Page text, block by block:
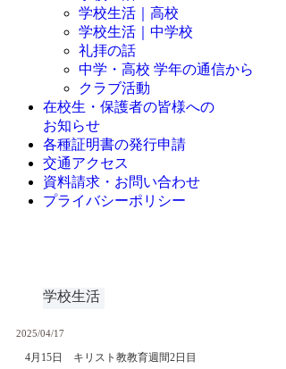
学校生活｜高校
学校生活｜中学校
礼拝の話
中学・高校 学年の通信から
クラブ活動
在校生・保護者の皆様への
お知らせ
各種証明書の発行申請
交通アクセス
資料請求・お問い合わせ
プライバシーポリシー
学校生活
2025/04/17
4月15日 キリスト教教育週間2日目